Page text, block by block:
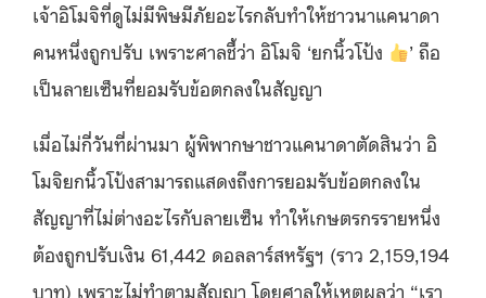
เจ้าอิโมจิที่ดูไม่มีพิษมีภัยอะไรกลับทำให้ชาวนาแคนาดา
คนหนึ่งถูกปรับ เพราะศาลชี้ว่า อิโมจิ ‘ยกนิ้วโป้ง
’ ถือ
เป็นลายเซ็นที่ยอมรับข้อตกลงในสัญญา
เมื่อไม่กี่วันที่ผ่านมา ผู้พิพากษาชาวแคนาดาตัดสินว่า อิ
โมจิยกนิ้วโป้งสามารถแสดงถึงการยอมรับข้อตกลงใน
สัญญาที่ไม่ต่างอะไรกับลายเซ็น ทำให้เกษตรกรรายหนึ่ง
ต้องถูกปรับเงิน 61,442 ดอลลาร์สหรัฐฯ (ราว 2,159,194
บาท) เพราะไม่ทำตามสัญญา โดยศาลให้เหตุผลว่า “เรา